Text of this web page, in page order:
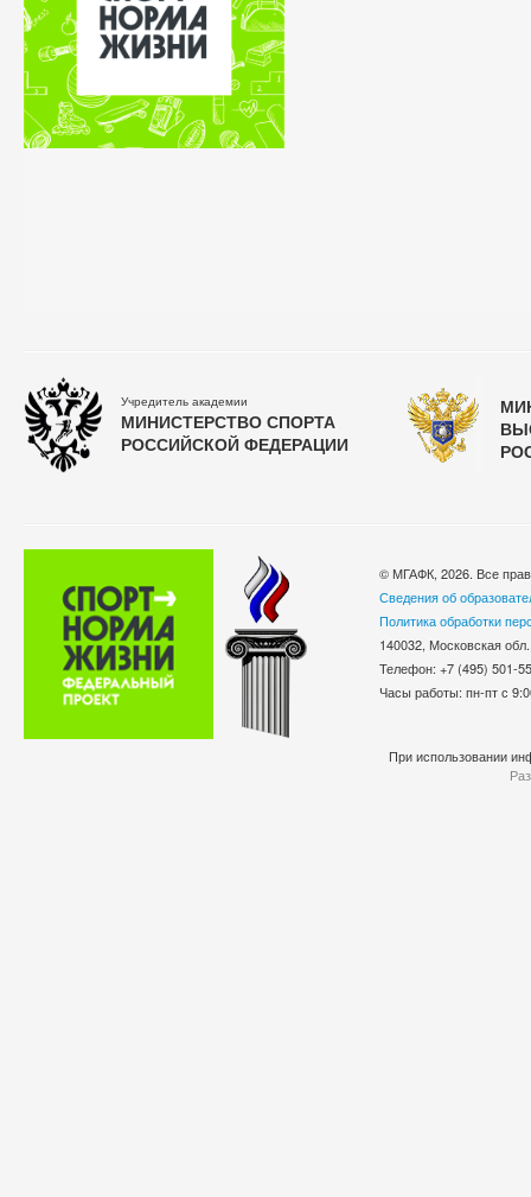
Учредитель академии
МИНИСТЕРСТВО СПОРТА
РОССИЙСКОЙ ФЕДЕРАЦИИ
© МГАФК, 2026. Все
Сведения об
Политика обработки
140032, Московская
Телефон: +7 (495)
Часы работы: пн-пт с
При использовании